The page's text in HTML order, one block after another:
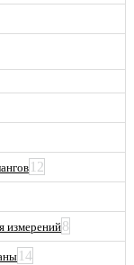
12
измерений8
14